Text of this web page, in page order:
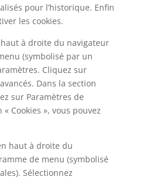
pour l’historique. Enfin
les cookies.
à droite du navigateur
(symbolisé par un
Cliquez sur
Dans la section
sur Paramètres de
Cookies », vous pouvez
haut à droite du
de menu (symbolisé
Sélectionnez